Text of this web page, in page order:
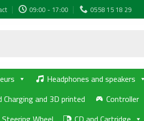
09:00 - 17:00 0558 15 18 29
Headphones and speakers
Charging and 3D printed
Controller